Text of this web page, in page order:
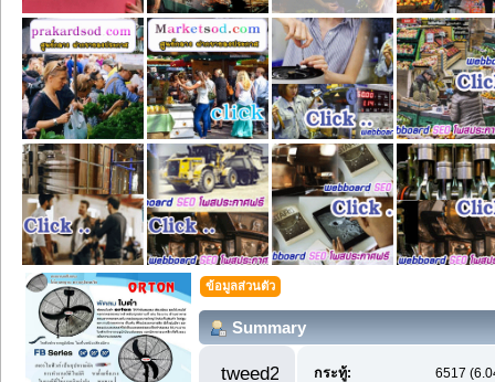
ข้อมูลส่วนตัว
Summary
กระทู้:
6517